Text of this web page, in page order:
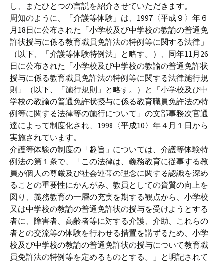
し、またひとつの言説を紹介させていただきます。
周知のように、「介護等体験」は、1997〈平成９〉年６
月18日に公布された「小学校及び中学校の教諭の普通免
許状授与に係る教育職員免許法の特例等に関する法律」
（以下、「介護等体験特例法」と略す。）、同年11月26
日に公布された「小学校及び中学校の教諭の普通免許状
授与に係る教育職員免許法の特例等に関する法律施行規
則」（以下、「施行規則」と略す。）と「小学校及び中
学校の教諭の普通免許状授与に係る教育職員免許法の特
例等に関する法律等の施行について」の文部事務次官通
達によって制度化され、1998〈平成10〉年４月１日から
実施されています。
介護等体験の制度の「趣旨」については、介護等体験特
例法の第１条で、「この法律は、義務教育に従事する教
員が個人の尊厳及び社会連帯の理念に関する認識を深め
ることの重要性にかんがみ、教員としての資質の向上を
図り、義務教育の一層の充実を期する観点から、小学校
又は中学校の教諭の普通免許状の授与を受けようとする
者に、障害者、高齢者等に対する介護、介助、これらの
者との交流等の体験を行わせる措置を講ずるため、小学
校及び中学校の教諭の普通免許状の授与について教育職
員免許法の特例等を定めるものとする。」と明記されて